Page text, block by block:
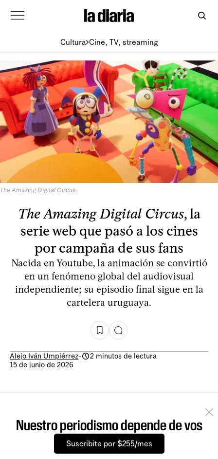
Cultura Cine, TV, streaming
The Amazing Digital Circus.
The Amazing Digital Circus, la
serie web que pasó a los cines
por campaña de sus fans
Nacida en Youtube, la animación se convirtió
en un fenómeno global del audiovisual
independiente; su episodio final sigue en la
cartelera uruguaya.
Alejo Iván Umpiérrez-
2 minutos de lectura
15 de junio de 2026
Nuestro periodismo depende de vos
Suscribite por $255/mes